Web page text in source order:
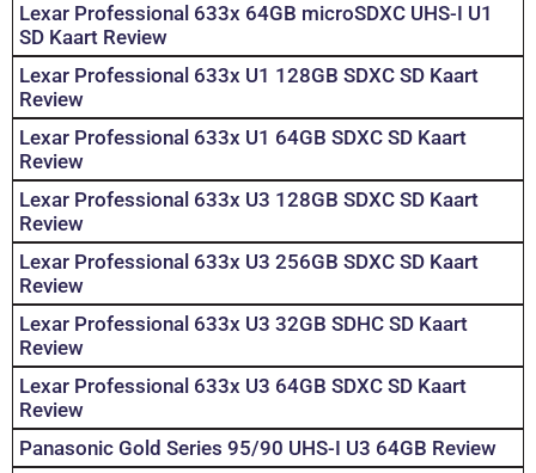
Lexar Professional 633x 64GB microSDXC UHS-I U1
SD Kaart Review
Lexar Professional 633x U1 128GB SDXC SD Kaart
Review
Lexar Professional 633x U1 64GB SDXC SD Kaart
Review
Lexar Professional 633x U3 128GB SDXC SD Kaart
Review
Lexar Professional 633x U3 256GB SDXC SD Kaart
Review
Lexar Professional 633x U3 32GB SDHC SD Kaart
Review
Lexar Professional 633x U3 64GB SDXC SD Kaart
Review
Panasonic Gold Series 95/90 UHS-I U3 64GB Review